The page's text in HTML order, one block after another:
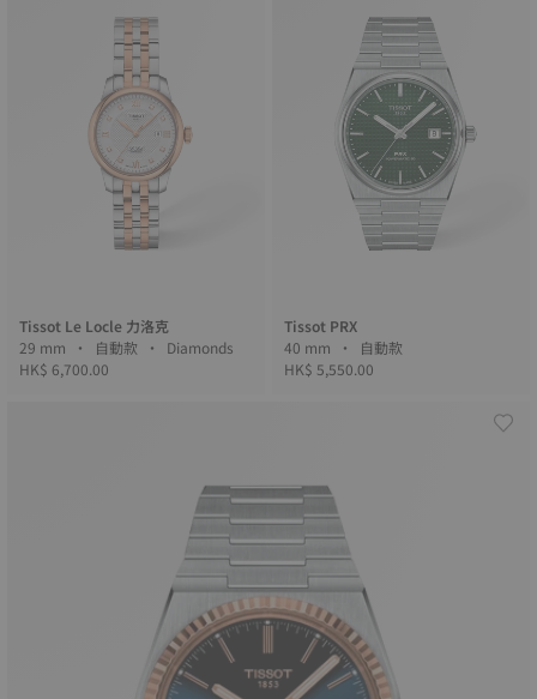
Tissot Le Locle 力洛克
29 mm • 自動款 • Diamonds
HK$ 6,700.00
Tissot PRX
40 mm • 自動款
HK$ 5,550.00